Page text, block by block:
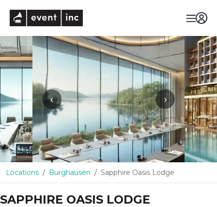
‹ ›
Locations Burghausen Sapphire Oasis Lodge
SAPPHIRE OASIS LODGE